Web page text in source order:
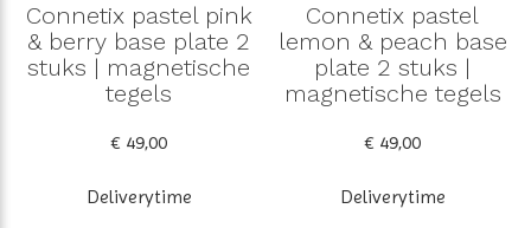
Connetix pastel pink
& berry base plate 2
stuks | magnetische
tegels
€ 49,00
Deliverytime
Connetix pastel
lemon & peach base
plate 2 stuks |
magnetische tegels
€ 49,00
Deliverytime